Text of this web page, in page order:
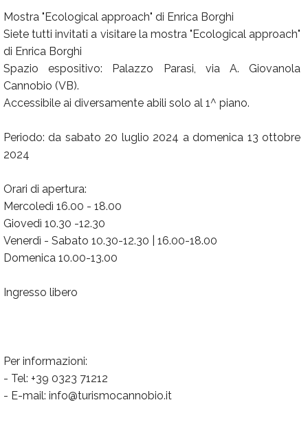
Mostra "Ecological approach" di Enrica Borghi
Siete tutti invitati a visitare la mostra "Ecological approach"
di Enrica Borghi
Spazio espositivo: Palazzo Parasi, via A. Giovanola
Cannobio (VB).
Accessibile ai diversamente abili solo al 1^ piano.
Periodo: da sabato 20 luglio 2024 a domenica 13 ottobre
2024
Orari di apertura:
Mercoledì 16.00 - 18.00
Giovedì 10.30 -12.30
Venerdì - Sabato 10.30-12.30 | 16.00-18.00
Domenica 10.00-13.00
Ingresso libero
Per informazioni:
- Tel: +39 0323 71212
- E-mail: info@turismocannobio.it